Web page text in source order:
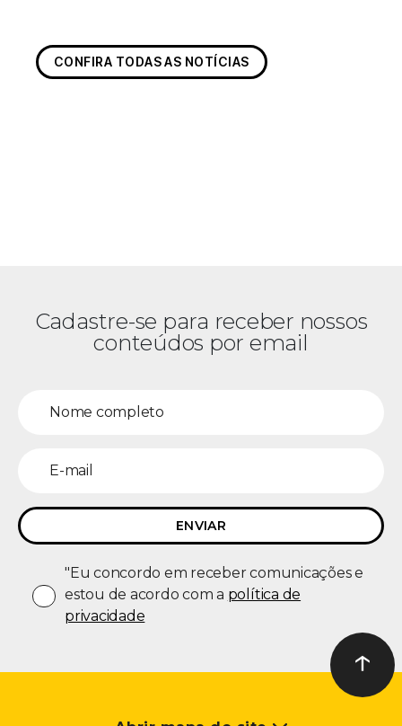
CONFIRA TODAS AS NOTÍCIAS
Cadastre-se para receber nossos
conteúdos por email
"Eu concordo em receber comunicações e
estou de acordo com a política de
privacidade
Ir ao
↑